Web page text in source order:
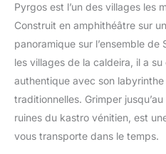
Pyrgos est l’un des villages les
Construit en amphithéâtre sur
panoramique sur l’ensemble
les villages de la caldeira, il a
authentique avec son
traditionnelles. Grimper
ruines du kastro vénitien, est
vous transporte dans le temps.